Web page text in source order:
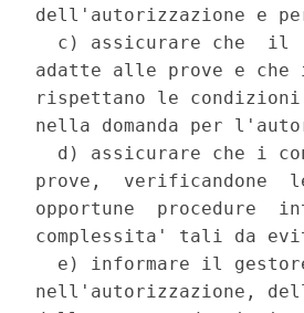
dell'autorizzazione e
c) assicurare che  il
adatte alle prove e
rispettano le
nella domanda per
d) assicurare che i
prove,  verificandone
opportune  procedure
complessita' tali da
e) informare il
nell'autorizzazione,